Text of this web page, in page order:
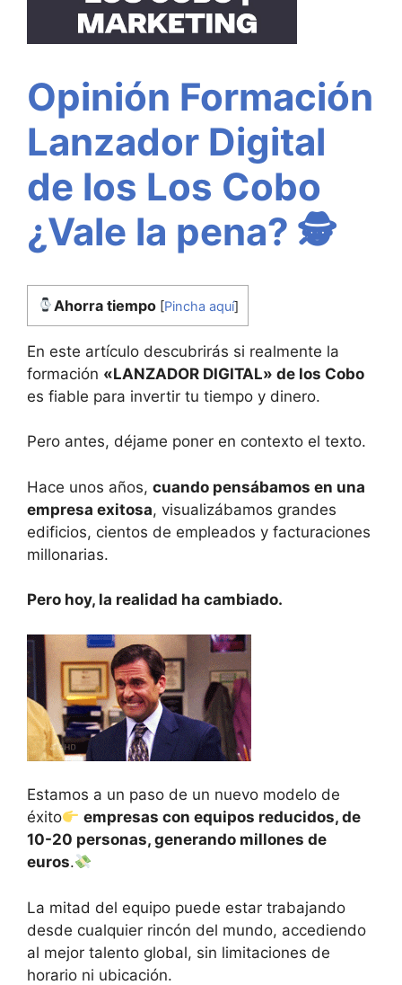
Opinión Formación
Lanzador Digital
de los Los Cobo
¿Vale la pena? 🕵️
Ahorra tiempo [Pincha aquí]
En este artículo descubrirás si realmente la
formación «LANZADOR DIGITAL» de los Cobo
es fiable para invertir tu tiempo y dinero.
Pero antes, déjame poner en contexto el texto.
Hace unos años, cuando pensábamos en una
empresa exitosa, visualizábamos grandes
edificios, cientos de empleados y facturaciones
millonarias.
Pero hoy, la realidad ha cambiado.
Estamos a un paso de un nuevo modelo de
éxito
empresas con equipos reducidos, de
10-20 personas, generando millones de
euros.
La mitad del equipo puede estar trabajando
desde cualquier rincón del mundo, accediendo
al mejor talento global, sin limitaciones de
horario ni ubicación.